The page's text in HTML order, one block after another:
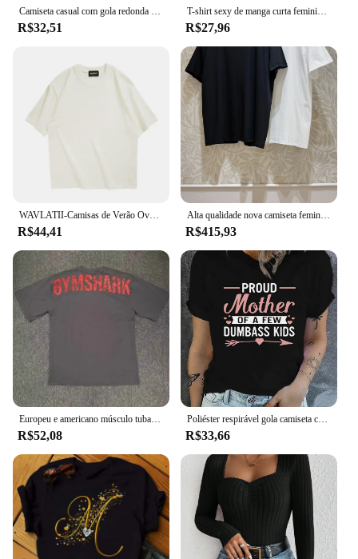
Camiseta casual com gola redonda feminina, manga curta, vintage, gráfico, verão, mãe está temporariamente fora de ordem, camisa de grife engraçada
R$32,51
T-shirt sexy de manga curta feminina, tops monocromáticos, roupa casual, tendência da moda Y2K, alta qualidade, novo, 2024
R$27,96
WAVLATII-Camisas de Verão Oversized para Homens e Mulheres, Camisetas Casuais Marrons, Streetwear Coreano, Unisex, Básico, Sólido, Jovem, Cool Tops
R$44,41
Alta qualidade nova camiseta feminina de algodão puro manga curta em torno do pescoço, camiseta versátil clássica e elegante
R$415,93
R$52,08
Poliéster respirável gola camiseta casual para as mulheres, mãe orgulhosa de muitos muitos Dumbo crianças gráfico
R$33,66